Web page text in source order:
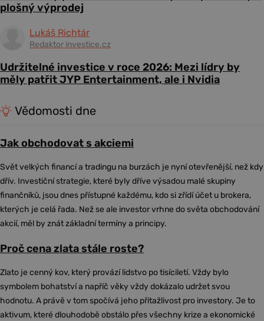
plošný výprodej
Lukáš Richtár
Redaktor investice.cz
Udržitelné investice v roce 2026: Mezi lídry by
měly patřit JYP Entertainment, ale i Nvidia
Vědomosti dne
Jak obchodovat s akciemi
Svět velkých financí a tradingu na burzách je nyní otevřenější, než kdy
dřív. Investiční strategie, které byly dříve výsadou malé skupiny
finančníků, jsou dnes přístupné každému, kdo si zřídí účet u brokera,
kterých je celá řada. Než se ale investor vrhne do světa obchodování
akcií, měl by znát základní termíny a principy.
Proč cena zlata stále roste?
Zlato je cenný kov, který provází lidstvo po tisíciletí. Vždy bylo
symbolem bohatství a napříč věky vždy dokázalo udržet svou
hodnotu. A právě v tom spočívá jeho přitažlivost pro investory. Je to
aktivum, které dlouhodobě obstálo přes všechny krize a ekonomické